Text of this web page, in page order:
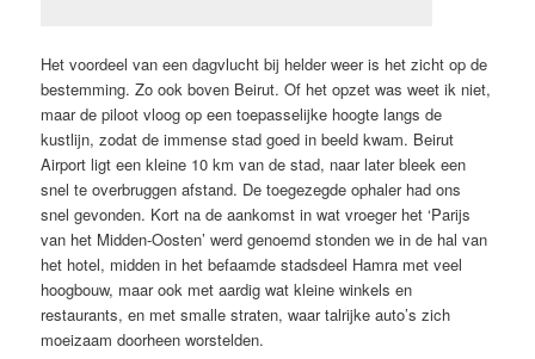
Het voordeel van een dagvlucht bij helder weer is het zicht op de
bestemming. Zo ook boven Beirut. Of het opzet was weet ik niet,
maar de piloot vloog op een toepasselijke hoogte langs de
kustlijn, zodat de immense stad goed in beeld kwam. Beirut
Airport ligt een kleine 10 km van de stad, naar later bleek een
snel te overbruggen afstand. De toegezegde ophaler had ons
snel gevonden. Kort na de aankomst in wat vroeger het ‘Parijs
van het Midden-Oosten’ werd genoemd stonden we in de hal van
het hotel, midden in het befaamde stadsdeel Hamra met veel
hoogbouw, maar ook met aardig wat kleine winkels en
restaurants, en met smalle straten, waar talrijke auto’s zich
moeizaam doorheen worstelden.